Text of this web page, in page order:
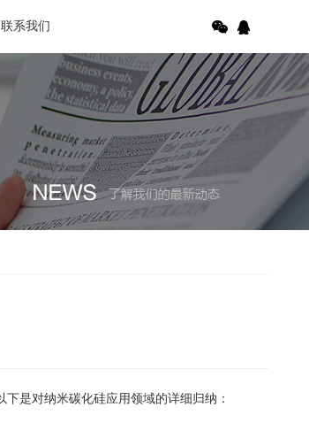
联系我们
是对纳米碳化硅应用领域的详细归纳：